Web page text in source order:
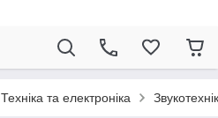
Техніка та електроніка